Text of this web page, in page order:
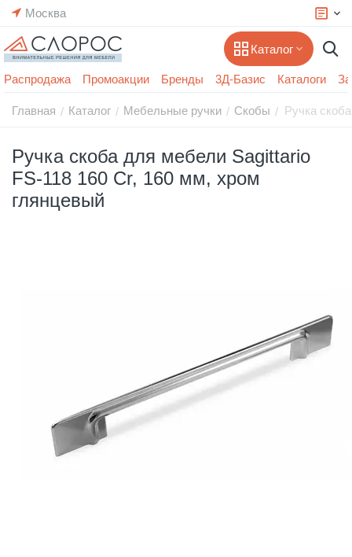
Москва
Каталог
Распродажа Промоакции Бренды 3Д-Базис Каталоги
Главная / Каталог / Мебельные ручки / Скобы / Ручка
Ручка скоба для мебели Sagittario
FS-118 160 Cr, 160 мм, хром
глянцевый